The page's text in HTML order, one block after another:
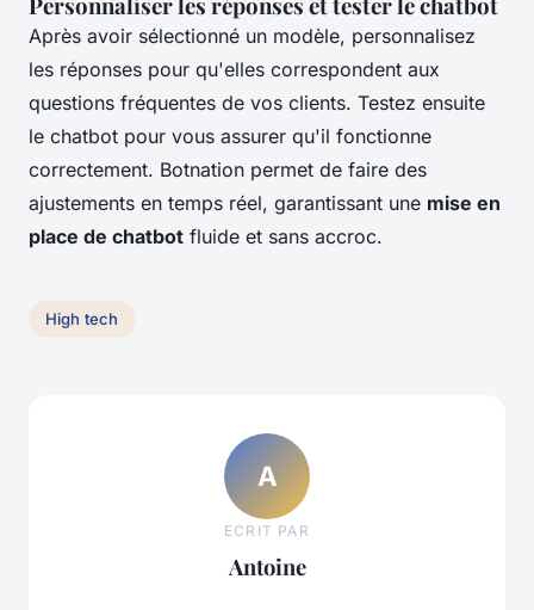
Après avoir sélectionné un modèle, personnalisez
les réponses pour qu'elles correspondent aux
questions fréquentes de vos clients. Testez ensuite
le chatbot pour vous assurer qu'il fonctionne
correctement. Botnation permet de faire des
ajustements en temps réel, garantissant une mise en
place de chatbot fluide et sans accroc.
High tech
A
ECRIT PAR
Antoine